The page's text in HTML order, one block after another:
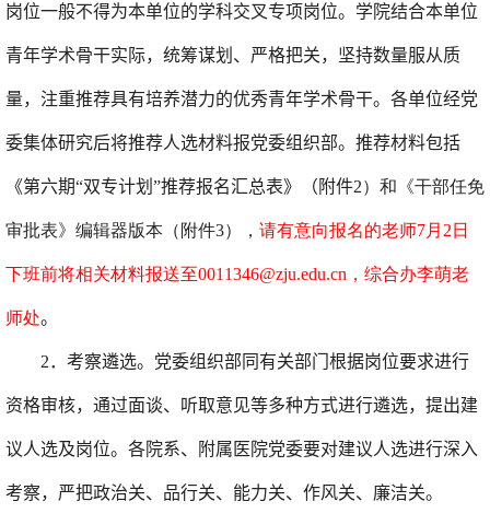
岗位一般不得为本单位的学科交叉专项岗位。学院结合本单位
青年学术骨干实际， 统筹谋划、 严格把关，坚持数量服从质
量，注重推荐具有培养潜力的优秀青年学术骨干。 各单位经党
委集体研究后将推荐人选材料报党委组织部。推荐材料包括
《第六期“双专计划”推荐报名汇总表》（附件2）和《干部任免
审批表》编辑器版本（附件3）， 请有意向报名的老师7月2日
下班前将相关材料报送至0011346@zju.edu.cn，综合办李萌老
师处。
2． 考察遴选。党委组织部同有关部门根据岗位要求进行
资格审核，通过面谈、听取意见等多种方式进行遴选，提出建
议人选及岗位。 各院系、附属医院党委要对建议人选进行深入
考察，严把政治关、品行关、能力关、作风关、廉洁关。